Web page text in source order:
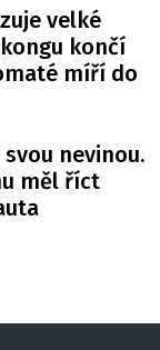
velké
končí
míří do
nevinou.
měl říct